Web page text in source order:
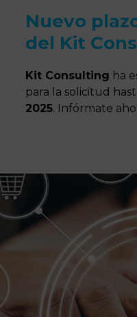
Nuevo
del Kit
Kit Consulting ha
para la solicitud
2025. Infórmate